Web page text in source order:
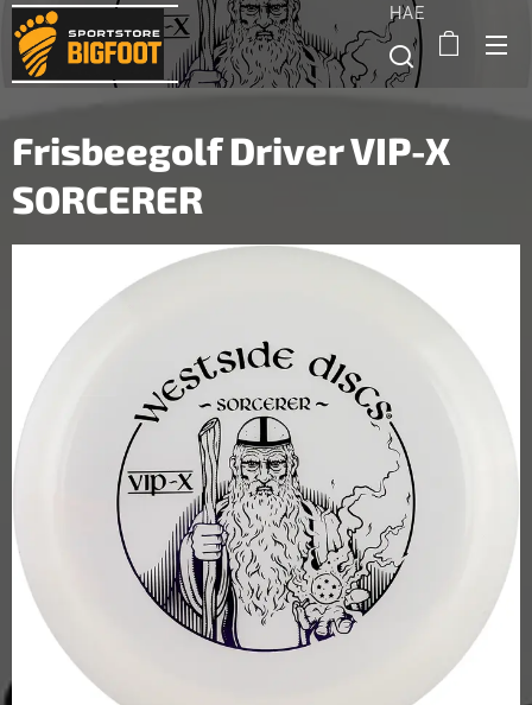
HAE
Frisbeegolf Driver VIP-X
SORCERER